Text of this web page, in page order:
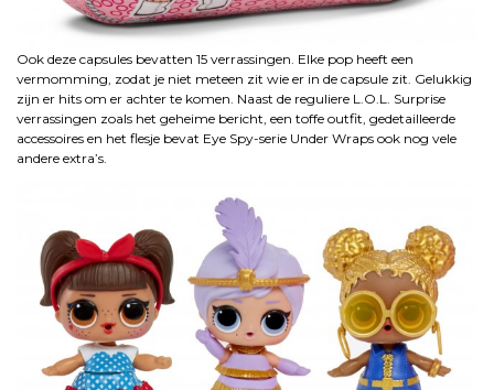
Ook deze capsules bevatten 15 verrassingen. Elke pop heeft een
vermomming, zodat je niet meteen zit wie er in de capsule zit. Gelukkig
zijn er hits om er achter te komen. Naast de reguliere L.O.L. Surprise
verrassingen zoals het geheime bericht, een toffe outfit, gedetailleerde
accessoires en het flesje bevat Eye Spy-serie Under Wraps ook nog vele
andere extra’s.